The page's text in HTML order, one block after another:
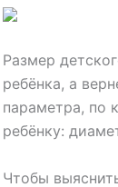
Размер
ребёнка, а
параметра, по
ребёнку:
Чтобы